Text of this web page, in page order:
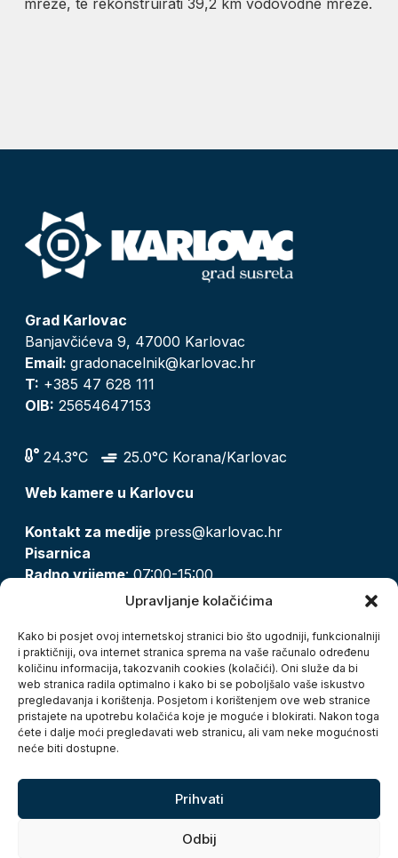
Upravljanje kolačićima
Kako bi posjet ovoj internetskoj stranici bio što ugodniji, funkcionalniji
i praktičniji, ova internet stranica sprema na vaše računalo određenu
količinu informacija, takozvanih cookies (kolačići). Oni služe da bi
web stranica radila optimalno i kako bi se poboljšalo vaše iskustvo
pregledavanja i korištenja. Posjetom i korištenjem ove web stranice
pristajete na upotrebu kolačića koje je moguće i blokirati. Nakon toga
ćete i dalje moći pregledavati web stranicu, ali vam neke mogućnosti
neće biti dostupne.
Prihvati
Odbij
Grad Karlovac
Banjavčićeva 9, 47000 Karlovac
Email: gradonacelnik@karlovac.hr
T: +385 47 628 111
OIB: 25654647153
24.3°C
25.0°C Korana/Karlovac
Web kamere u Karlovcu
Kontakt za medije press@karlovac.hr
Pisarnica
Radno vrijeme: 07:00-15:00
pisarnica@karlovac.hr
Zaštita osobnih podataka
Pristup informacijama
Kolačići
Izjava o pristupačnosti
Turistička zajednica grada Karlovca